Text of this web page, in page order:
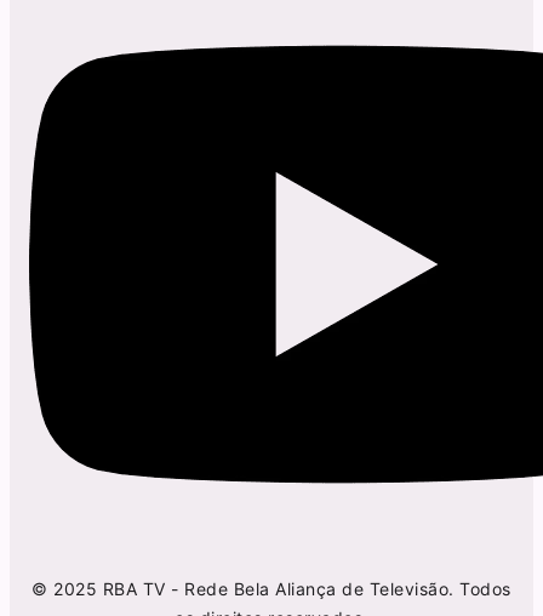
© 2025 RBA TV - Rede Bela Aliança de Televisão. Todos